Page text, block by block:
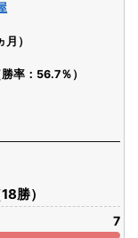
月）
率：56.7％）
勝）
7